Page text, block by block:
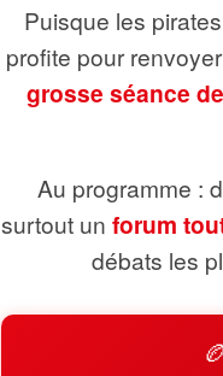
Puisque les
profite pour
grosse séance
Au programme :
surtout un forum
débats les